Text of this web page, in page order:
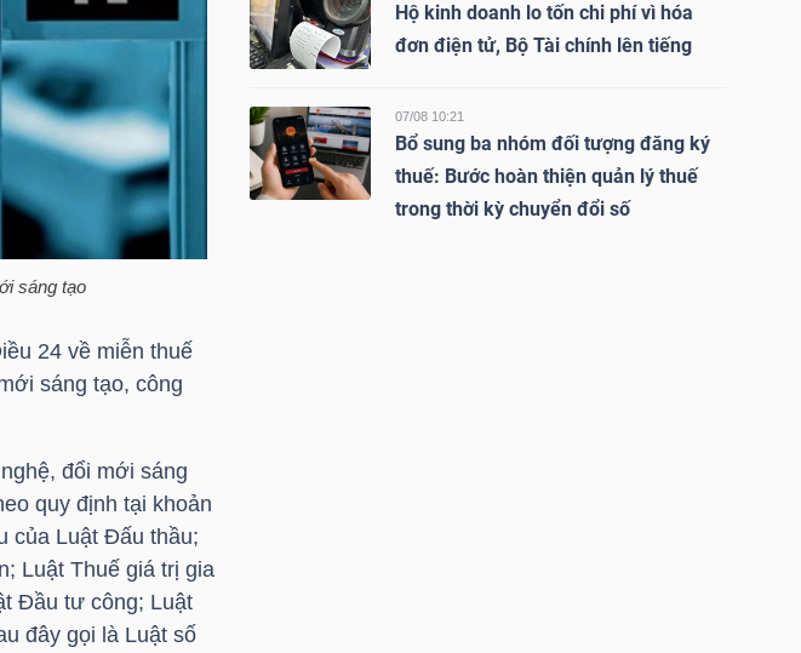
sáng tạo
24 về miễn thuế
sáng tạo, công
đổi mới sáng
quy định tại khoản
của Luật Đấu thầu;
Luật Thuế giá trị gia
Đầu tư công; Luật
đây gọi là Luật số
Hộ kinh doanh lo tốn chi phí vì hóa
đơn điện tử, Bộ Tài chính lên tiếng
07/08 10:21
Bổ sung ba nhóm đối tượng đăng ký
thuế: Bước hoàn thiện quản lý thuế
trong thời kỳ chuyển đổi số